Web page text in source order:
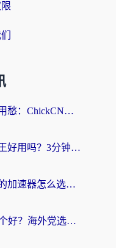
海外党选回国加速器不用愁：ChickCN和洞见哪个好？一篇搞定所有疑问
海外党必看：迅游和老王好用吗？3分钟选对加速国内网络的加速器
海外党必看：类似归雁的加速器怎么选？一篇搞定无缝访问国内资源
斧牛和极速穿梭VPN哪个好？海外党选回国加速器必看的真实对比与避坑指南